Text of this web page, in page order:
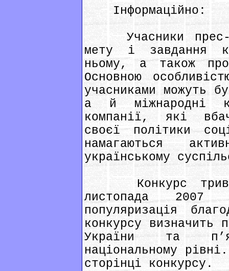
Інформаційно:
Учасники прес-
мету і завдання
ньому, а також
Основною
учасниками можуть
а й міжнародні
компанії, які
своєї політики
намагаються
українському
Конкурс
листопада
популяризація
конкурсу визначить
України та
національному
сторінці конкурсу.